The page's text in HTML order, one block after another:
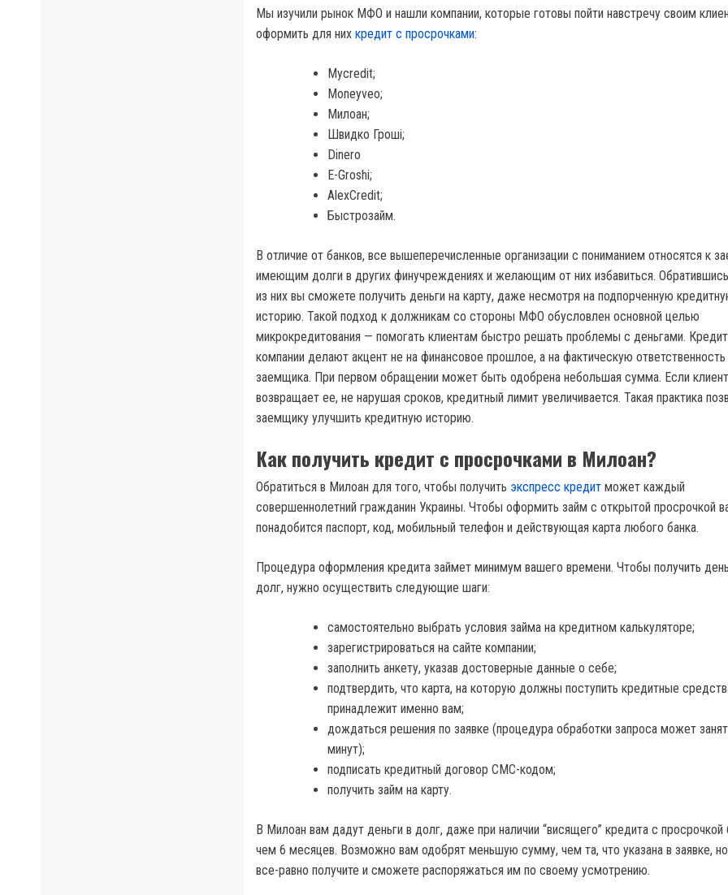
Мы изучили рынок МФО и нашли компании, которые готовы пойти навстречу своим
оформить для них кредит с просрочками:
Mycredit;
Moneyveo;
Милоан;
Швидко Гроші;
Dinero
E-Groshi;
AlexCredit;
Быстрозайм.
В отличие от банков, все вышеперечисленные организации с пониманием относятся к
имеющим долги в других финучреждениях и желающим от них избавиться.
из них вы сможете получить деньги на карту, даже несмотря на подпорченную
историю. Такой подход к должникам со стороны МФО обусловлен основной целью
микрокредитования — помогать клиентам быстро решать проблемы с деньгами.
компании делают акцент не на финансовое прошлое, а на фактическую ответственность
заемщика. При первом обращении может быть одобрена небольшая сумма. Если клиент
возвращает ее, не нарушая сроков, кредитный лимит увеличивается. Такая практика
заемщику улучшить кредитную историю.
Как получить кредит с просрочками в Милоан?
Обратиться в Милоан для того, чтобы получить экспресс кредит может каждый
совершеннолетний гражданин Украины. Чтобы оформить займ с открытой просрочкой
понадобится паспорт, код, мобильный телефон и действующая карта любого банка.
Процедура оформления кредита займет минимум вашего времени. Чтобы получить
долг, нужно осуществить следующие шаги:
самостоятельно выбрать условия займа на кредитном калькуляторе;
зарегистрироваться на сайте компании;
заполнить анкету, указав достоверные данные о себе;
подтвердить, что карта, на которую должны поступить кредитные
принадлежит именно вам;
дождаться решения по заявке (процедура обработки запроса может
минут);
подписать кредитный договор СМС-кодом;
получить займ на карту.
В Милоан вам дадут деньги в долг, даже при наличии “висящего” кредита с просрочкой
чем 6 месяцев. Возможно вам одобрят меньшую сумму, чем та, что указана в заявке,
все-равно получите и сможете распоряжаться им по своему усмотрению.